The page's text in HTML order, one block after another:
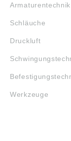
Armaturentechnik
Schläuche
Druckluft
Werkzeuge